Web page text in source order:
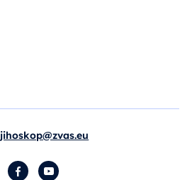
jihoskop@zvas.eu
FacebookYouTube